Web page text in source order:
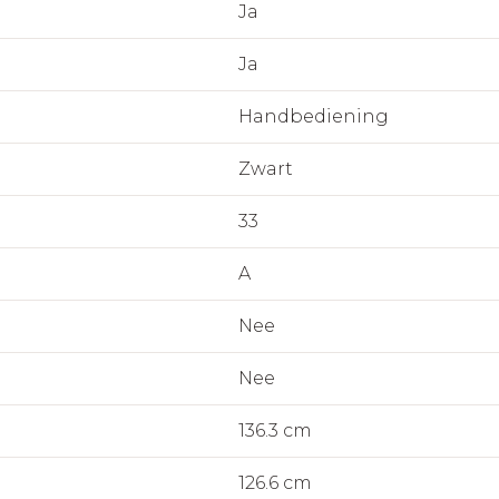
Ja
Ja
Handbediening
Zwart
33
A
Nee
Nee
136.3 cm
126.6 cm